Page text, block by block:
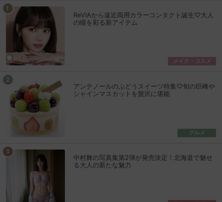
ReVIAから遠近両用カラーコンタクト誕生♡大人
の瞳を彩る新アイテム
メイク・コスメ
アンテノールのぶどうスイーツ特集♡旬の巨峰や
シャインマスカットを贅沢に堪能
グルメ
中村舞の写真集第2弾が発売決定！北海道で魅せ
る大人の新たな魅力